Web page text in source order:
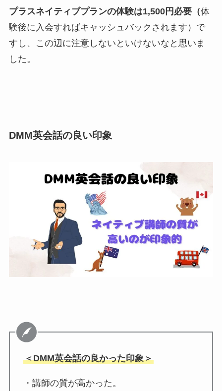
プラスネイティブプランの体験は1,500円必要（体
験後に入会すればキャッシュバックされます）で
すし、この辺に注意しないといけないなと思いま
した。
DMM英会話の良い印象
＜DMM英会話の良かった印象＞
・講師の質が高かった。